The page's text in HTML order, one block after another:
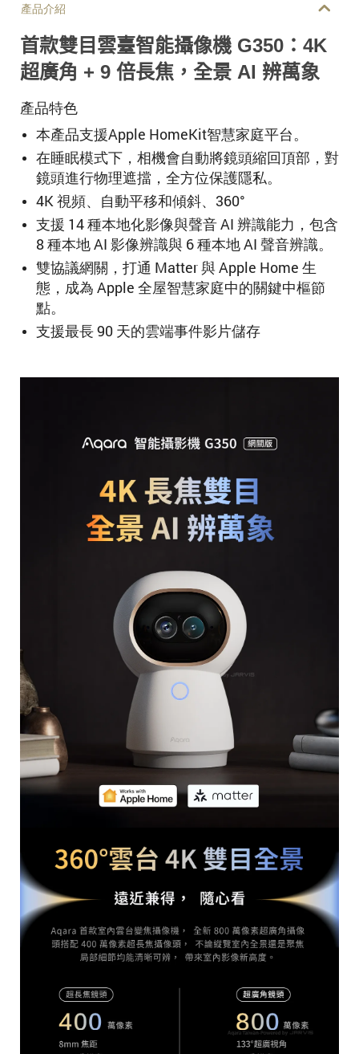
產品介紹
首款雙目雲臺智能攝像機 G350：4K
超廣角 + 9 倍長焦，全景 AI 辨萬象
產品特色
本產品支援Apple HomeKit智慧家庭平台。
在睡眠模式下，相機會自動將鏡頭縮回頂部，對
鏡頭進行物理遮擋，全方位保護隱私。
4K 視頻、自動平移和傾斜、360°
支援 14 種本地化影像與聲音 AI 辨識能力，包含
8 種本地 AI 影像辨識與 6 種本地 AI 聲音辨識。
雙協議網關，打通 Matter 與 Apple Home 生
態，成為 Apple 全屋智慧家庭中的關鍵中樞節
點。
支援最長 90 天的雲端事件影片儲存